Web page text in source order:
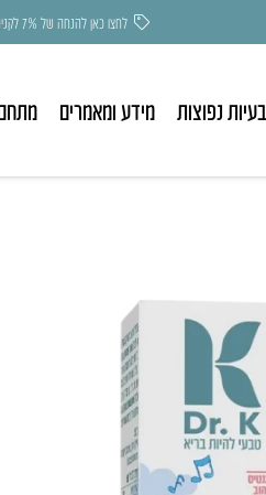
לחצו כאן להנחה של 7% לקניה הראשונה
בעיות נפוצות מידע ומאמרים